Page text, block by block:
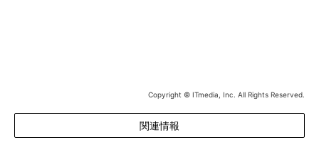
ば、セットアップ時に使用したユーザーのRIDは、おそらく1000
または1001の場合がほとんどでしょう。
Copyright © ITmedia, Inc. All Rights Reserved.
関連情報